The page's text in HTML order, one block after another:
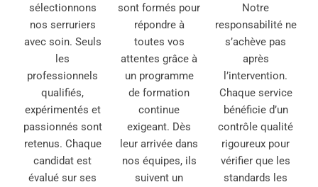
sélectionnons
nos serruriers
avec soin. Seuls
les
professionnels
qualifiés,
expérimentés et
passionnés sont
retenus. Chaque
candidat est
évalué sur ses
sont formés pour
répondre à
toutes vos
attentes grâce à
un programme
de formation
continue
exigeant. Dès
leur arrivée dans
nos équipes, ils
suivent un
Notre
responsabilité ne
s’achève pas
après
l’intervention.
Chaque service
bénéficie d’un
contrôle qualité
rigoureux pour
vérifier que les
standards les